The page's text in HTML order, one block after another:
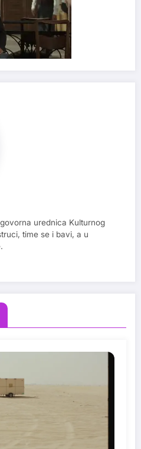
urednica Kulturnog
time se i bavi, a u